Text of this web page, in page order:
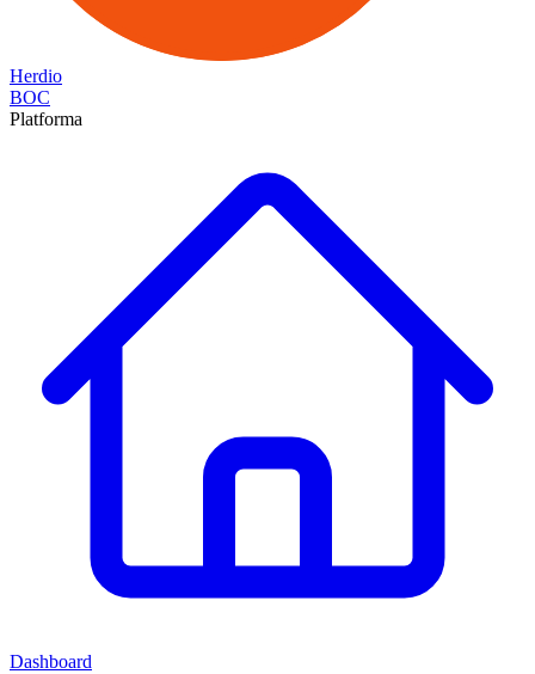
Herdio
BOC
Platforma
Dashboard